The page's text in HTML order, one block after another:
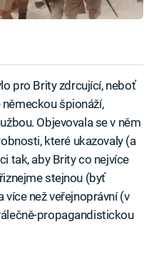
pro Brity zdrcující, neboť
špionáží,
Objevovala se v něm
které ukazovaly (a
tak, aby Brity co nejvíce
stejnou (byť
více než veřejnoprávní (v
propagandistickou